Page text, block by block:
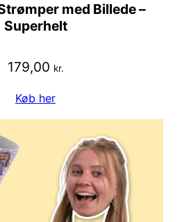
med Billede –
Superhelt
179,00 kr.
Køb her